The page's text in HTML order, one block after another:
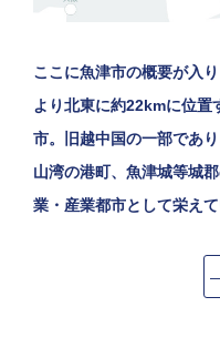
ここに魚津市の概要が入
より北東に約22kmに位置
市。旧越中国の一部であ
山湾の港町、魚津城等城
業・産業都市として栄えて